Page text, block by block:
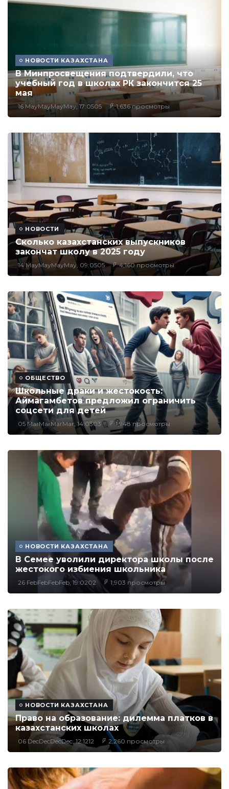
НОВОСТИ КАЗАХСТАНА
В Минпросвещения подтвердили, что
учебный год в школах РК закончится 25
мая
16 MayMayMayMay, 17:0505 1,636 просмотры
НОВОСТИ
Сколько казахстанских выпускников
закончат школу в 2025 году
14 MayMayMayMay, 09:0505 4,160 просмотры
ОБЩЕСТВО
Школьные драки и жестокость:
Аймагамбетов предложил ограничить
соцсети для детей
05 MarMarMarMar, 14:0303 1,948 просмотры
НОВОСТИ КАЗАХСТАНА
В Семее уволили директора школы после
жестокого избиения школьника
26 FebFebFebFeb, 19:0202 1,903 просмотры
НОВОСТИ КАЗАХСТАНА
Право на образование: дилемма платков в
казахстанских школах
06 DecDecDecDec, 12:1212 2,260 просмотры